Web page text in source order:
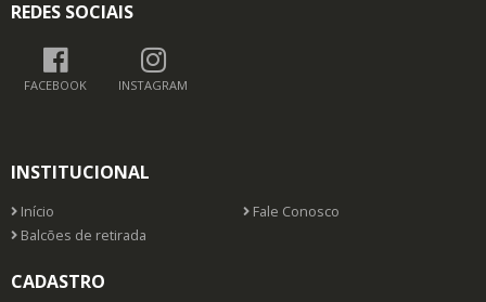
REDES SOCIAIS
FACEBOOK INSTAGRAM
INSTITUCIONAL
Início
Fale Conosco
Balcões de retirada
CADASTRO